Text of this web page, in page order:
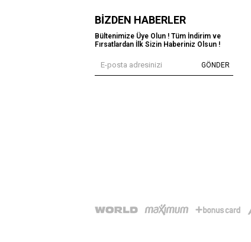
BIZDEN HABERLER
Bültenimize Üye Olun ! Tüm İndirim ve
Fırsatlardan İlk Sizin Haberiniz Olsun !
GÖNDER